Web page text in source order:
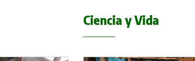
Ciencia y Vida